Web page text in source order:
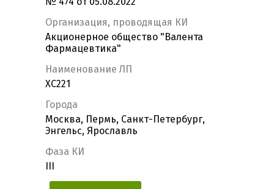
Организация, проводящая КИ
Акционерное общество "Валента
Фармацевтика"
Наименование ЛП
ХС221
Города
Москва, Пермь, Санкт-Петербург,
Энгельс, Ярославль
Фаза КИ